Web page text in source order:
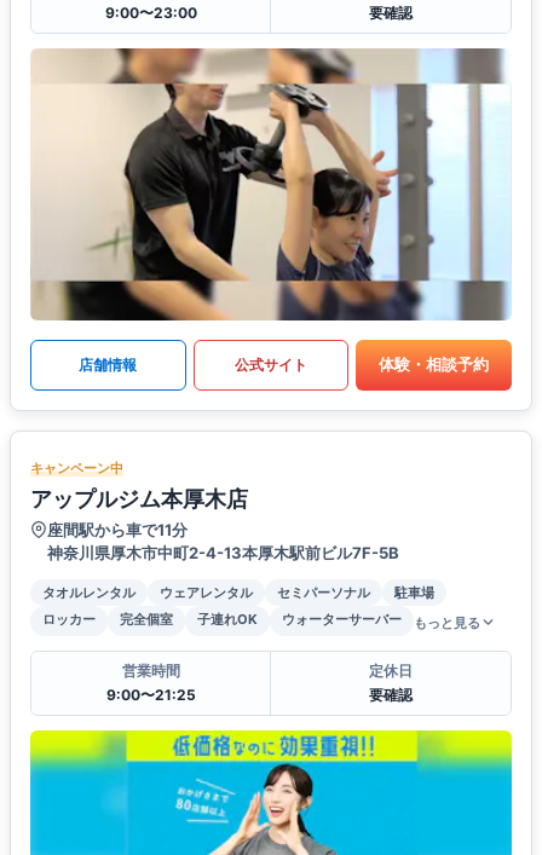
9:00〜23:00 要確認
店舗情報 公式サイト 体験・相談予約
キャンペーン中
アップルジム本厚木店
座間駅から車で11分
神奈川県厚木市中町2-4-13本厚木駅前ビル7F-5B
タオルレンタル ウェアレンタル セミパーソナル
駐車場
ロッカー
完全個室 子連れOK ウォーターサーバー もっと見る
営業時間
9:00〜21:25
定休日
要確認